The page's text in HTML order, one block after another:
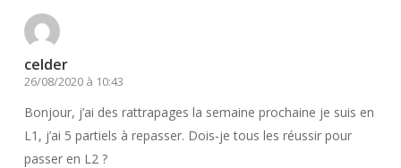
celder
26/08/2020 à 10:43
Bonjour, j’ai des rattrapages la semaine prochaine je suis en
L1, j’ai 5 partiels à repasser. Dois-je tous les réussir pour
passer en L2 ?